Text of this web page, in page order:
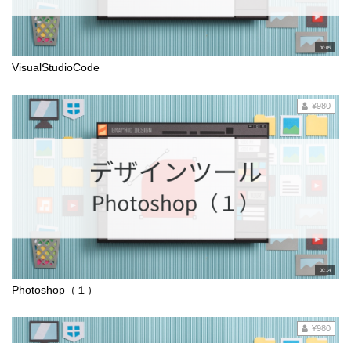
00:05
VisualStudioCode
00:14
Photoshop（１）
¥980
¥980